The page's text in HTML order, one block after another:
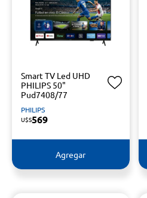
Smart TV Led UHD
PHILIPS 50"
Pud7408/77
PHILIPS
U$S569
Agregar